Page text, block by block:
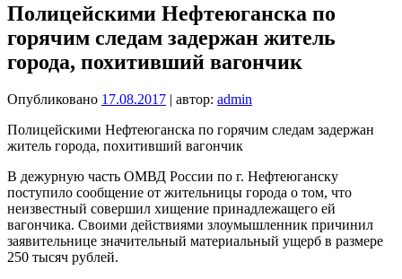
Полицейскими Нефтеюганска по
горячим следам задержан житель
города, похитивший вагончик
Опубликовано 17.08.2017 | автор: admin
Полицейскими Нефтеюганска по горячим следам задержан
житель города, похитивший вагончик
В дежурную часть ОМВД России по г. Нефтеюганску
поступило сообщение от жительницы города о том, что
неизвестный совершил хищение принадлежащего ей
вагончика. Своими действиями злоумышленник причинил
заявительнице значительный материальный ущерб в размере
250 тысяч рублей.